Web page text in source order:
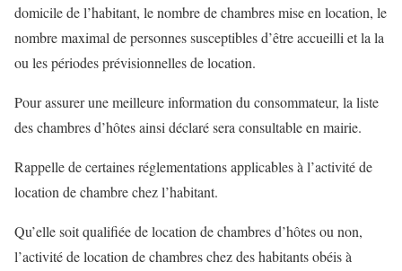
domicile de l’habitant, le nombre de chambres mise en location, le
nombre maximal de personnes susceptibles d’être accueilli et la la
ou les périodes prévisionnelles de location.
Pour assurer une meilleure information du consommateur, la liste
des chambres d’hôtes ainsi déclaré sera consultable en mairie.
Rappelle de certaines réglementations applicables à l’activité de
location de chambre chez l’habitant.
Qu’elle soit qualifiée de location de chambres d’hôtes ou non,
l’activité de location de chambres chez des habitants obéis à